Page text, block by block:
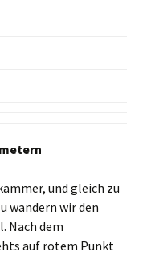
und gleich zu
wandern wir den
Nach dem
auf rotem Punkt
Loog